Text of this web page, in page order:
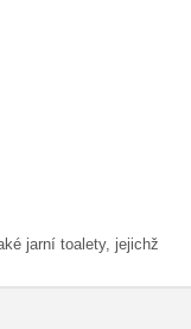
jarní toalety, jejichž